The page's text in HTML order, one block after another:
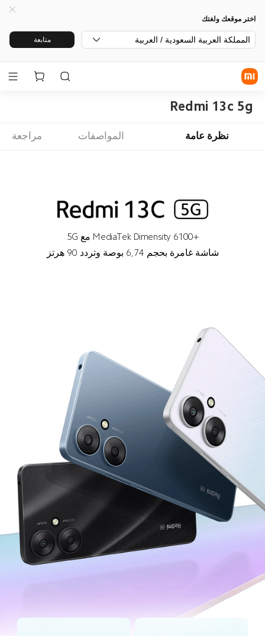
اختر موقعك ولغتك
المملكة العربية السعودية / العربية متابعة
Redmi 13c 5g
نظرة عامة المواصفات مراجعة
MediaTek Dimensity 6100+‎ مع 5G
شاشة غامرة بحجم 6,74 بوصة وتردد 90 هرتز